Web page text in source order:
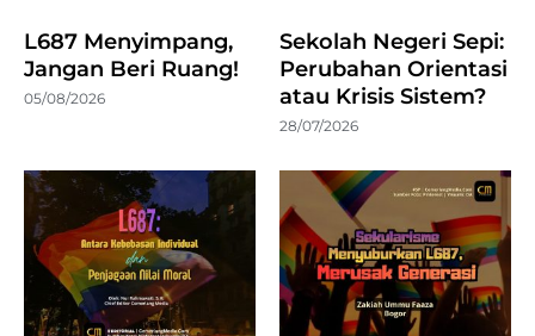
L687 Menyimpang,
Jangan Beri Ruang!
05/08/2026
Sekolah Negeri Sepi:
Perubahan Orientasi
atau Krisis Sistem?
28/07/2026